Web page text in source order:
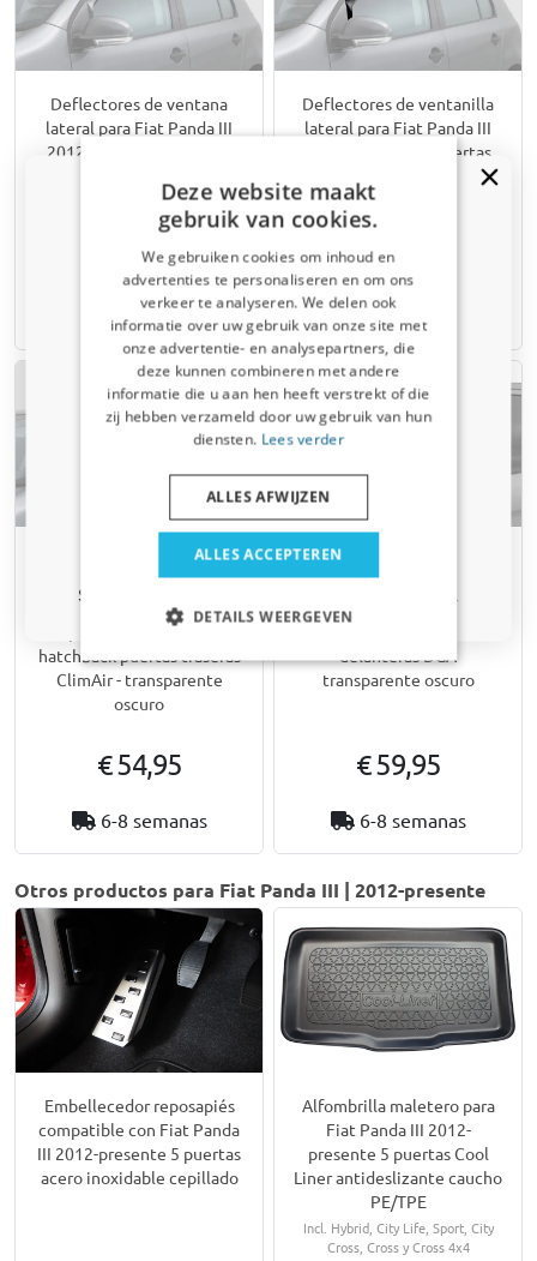
Deflectores de ventana
lateral para Fiat Panda III
2012-presente 5 puertas
transparente claro
€ 54,95
6-8 semanas
Deflectores de ventanilla
lateral para Fiat Panda III
2012-presente 5 puertas
transparente oscuro
€ 74,95
6-8 semanas
Deflectores de ventanas
laterales compatibles con
Fiat Panda III 2012-
presente 5 puertas
hatchback puertas traseras
ClimAir - transparente
oscuro
€ 54,95
6-8 semanas
Deflectores laterales para
Fiat Panda III 2012-
presente 5 puertas
delanteras DGA
transparente oscuro
€ 59,95
6-8 semanas
Otros productos para Fiat Panda III | 2012-presente
Embellecedor reposapiés
compatible con Fiat Panda
III 2012-presente 5 puertas
acero inoxidable cepillado
Alfombrilla maletero para
Fiat Panda III 2012-
presente 5 puertas Cool
Liner antideslizante caucho
PE/TPE
Incl. Hybrid, City Life, Sport, City
Cross, Cross y Cross 4x4
Deze website maakt
gebruik van cookies.
We gebruiken cookies om inhoud en
advertenties te personaliseren en om ons
verkeer te analyseren. We delen ook
informatie over uw gebruik van onze site met
onze advertentie- en analysepartners, die
deze kunnen combineren met andere
informatie die u aan hen heeft verstrekt of die
zij hebben verzameld door uw gebruik van hun
diensten. Lees verder
ALLES ACCEPTEREN
ALLES AFWIJZEN
DETAILS WEERGEVEN
¿Recibiste un código de descuento
del 5%?
Suscríbete ahora a nuestro boletín y
benefíciate. Tu código de descuento es válido
por 3 días.
Solo actualizaciones y ofertas relevantes para tu coche.